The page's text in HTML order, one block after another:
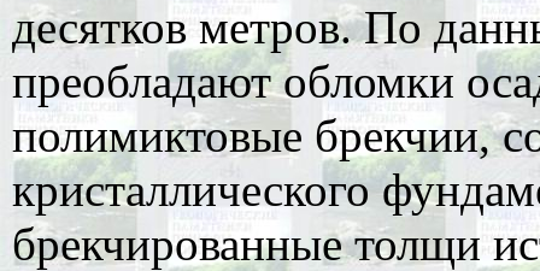
десятков метров. По
преобладают обломки
полимиктовые брекчии,
кристаллического
брекчированные толщи